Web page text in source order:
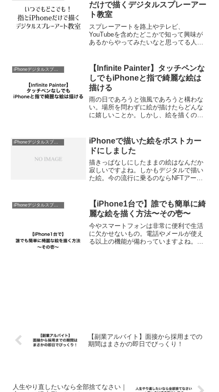
だけで描くデジタルスプレーアー
ト教室
スプレーアートを路上やテレビ、
YouTubeを含めたどこかで知って興味が
あるからやってみたいなと思ってる人が
ことになった人も最後までお目を通して
いただけたら幸いです。絵...
【Infinite Painter】タッチペンな
しでもiPhoneと指で綺麗な絵は
描ける
雨の日であろうと強風であろうと構わな
い。場所を問わずに絵が描けたらどんな
に嬉しいことか。しかし、絵を描くのが
ろ。人生で初めて絵を描くことがどんな
に楽しいことかと思うにまで...
iPhoneデジタルスプレーアート
iPhoneで描いた絵をポストカー
ドにしました
描きっぱなしにしたままの絵はなんだか
寂しいですよね。しかもデジタルで描い
た絵。今の流行に乗るのならNFTアート
NFTアートとして作ってましたw↓これは
Raribleで...
iPhoneデジタルスプレーアート
【iPhone1台で】誰でも簡単に綺
麗な絵を描く方法〜その壱〜
今やスマートフォンは非常に便利で生活
に欠かせないもの。電話やメールが使え
る以上の機能が備わっていますよね。僕
【副業アルバイト】面接から採用までの
期間はまさかの即日でびっくり！
人生やり直したいなら全部捨てなさい｜